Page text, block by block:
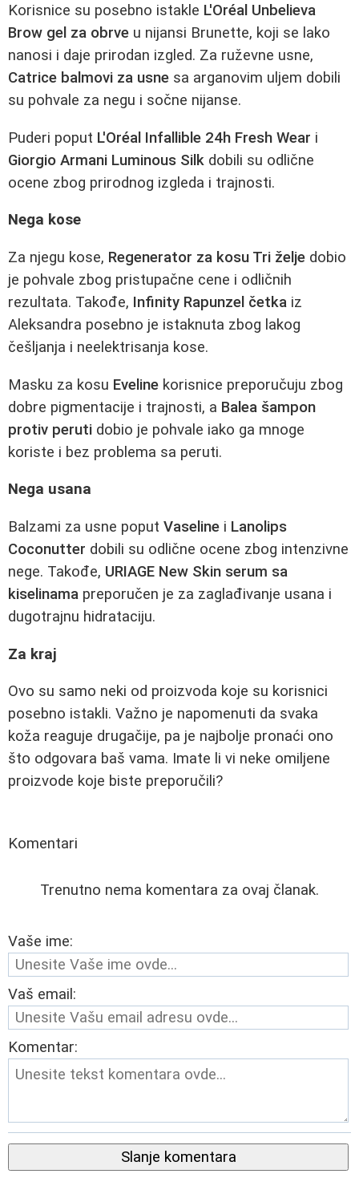
Korisnice su posebno istakle L'Oréal Unbelieva
Brow gel za obrve u nijansi Brunette, koji se lako
nanosi i daje prirodan izgled. Za ruževne usne,
Catrice balmovi za usne sa arganovim uljem dobili
su pohvale za negu i sočne nijanse.
Puderi poput L'Oréal Infallible 24h Fresh Wear i
Giorgio Armani Luminous Silk dobili su odlične
ocene zbog prirodnog izgleda i trajnosti.
Nega kose
Za njegu kose, Regenerator za kosu Tri želje dobio
je pohvale zbog pristupačne cene i odličnih
rezultata. Takođe, Infinity Rapunzel četka iz
Aleksandra posebno je istaknuta zbog lakog
češljanja i neelektrisanja kose.
Masku za kosu Eveline korisnice preporučuju zbog
dobre pigmentacije i trajnosti, a Balea šampon
protiv peruti dobio je pohvale iako ga mnoge
koriste i bez problema sa peruti.
Nega usana
Balzami za usne poput Vaseline i Lanolips
Coconutter dobili su odlične ocene zbog intenzivne
nege. Takođe, URIAGE New Skin serum sa
kiselinama preporučen je za zaglađivanje usana i
dugotrajnu hidrataciju.
Za kraj
Ovo su samo neki od proizvoda koje su korisnici
posebno istakli. Važno je napomenuti da svaka
koža reaguje drugačije, pa je najbolje pronaći ono
što odgovara baš vama. Imate li vi neke omiljene
proizvode koje biste preporučili?
Komentari
Trenutno nema komentara za ovaj članak.
Vaše ime:
Vaš email:
Komentar:
Slanje komentara